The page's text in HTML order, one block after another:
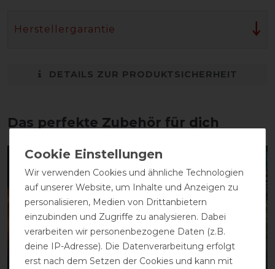
Herstellergarantie
DETAILS ZUR PRODUKTSICHERHEIT
Das perfekte Zubehör für dich
-10% -10%
Wir verwenden Cookies und ähnliche Technologien
auf unserer Website, um Inhalte und Anzeigen zu
personalisieren, Medien von Drittanbietern
einzubinden und Zugriffe zu analysieren. Dabei
verarbeiten wir personenbezogene Daten (z.B.
deine IP-Adresse). Die Datenverarbeitung erfolgt
erst nach dem Setzen der Cookies und kann mit